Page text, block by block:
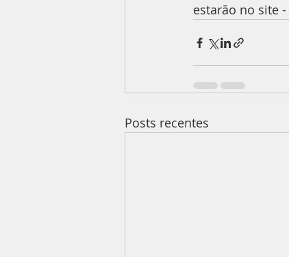
estarão no site -
Posts recentes